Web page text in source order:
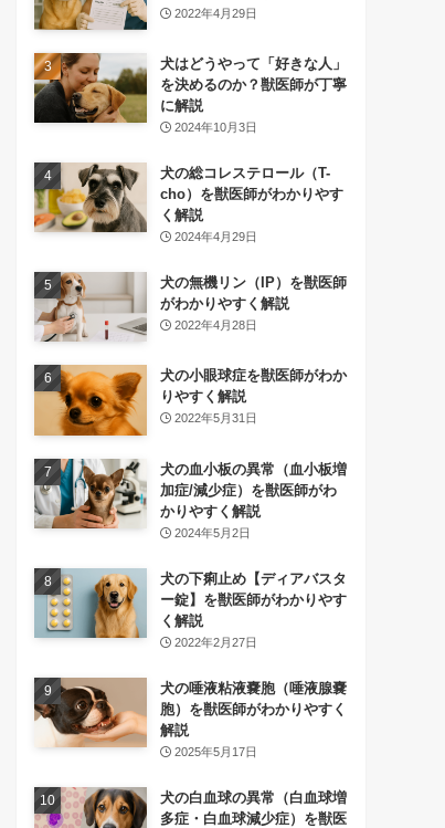
2022年4月29日
犬はどうやって「好きな人」
を決めるのか？獣医師が丁寧
に解説
2024年10月3日
犬の総コレステロール（T-
cho）を獣医師がわかりやす
く解説
2024年4月29日
犬の無機リン（IP）を獣医師
がわかりやすく解説
2022年4月28日
犬の小眼球症を獣医師がわか
りやすく解説
2022年5月31日
犬の血小板の異常（血小板増
加症/減少症）を獣医師がわ
かりやすく解説
2024年5月2日
犬の下痢止め【ディアバスタ
ー錠】を獣医師がわかりやす
く解説
2022年2月27日
犬の唾液粘液嚢胞（唾液腺嚢
胞）を獣医師がわかりやすく
解説
2025年5月17日
犬の白血球の異常（白血球増
多症・白血球減少症）を獣医